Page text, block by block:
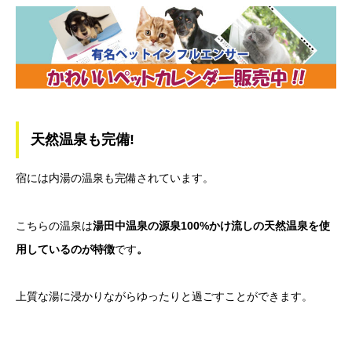
天然温泉も完備!
宿には内湯の温泉も完備されています。
こちらの温泉は湯田中温泉の源泉100%かけ流しの天然温泉を使
用しているのが特徴です。
上質な湯に浸かりながらゆったりと過ごすことができます。